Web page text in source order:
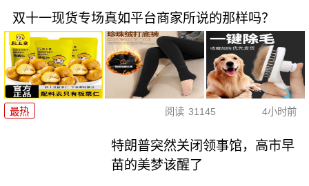
双十一现货专场真如平台商家所说的那样吗？
最热 阅读 31145 4小时前
特朗普突然关闭领事馆，高市早
苗的美梦该醒了